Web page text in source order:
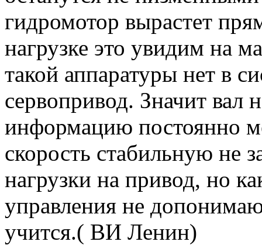
гидромотор вырастет
нагрузке это увидим на
такой аппаратуры нет в
сервопривод. Значит вал
информацию постоянно
скорость стабильную не
нагрузки на привод, но
управления не
учится.( ВИ Ленин)